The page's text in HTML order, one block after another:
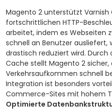
Magento 2 unterstützt Varnish
fortschrittlichen HTTP-
arbeitet, indem es Webseiten
schnell an Benutzer ausliefert,
drastisch reduziert wird. Durch
Cache stellt Magento 2
Verkehrsaufkommen schnell
Integration ist besonders
Commerce-Sites mit hohem
Optimierte